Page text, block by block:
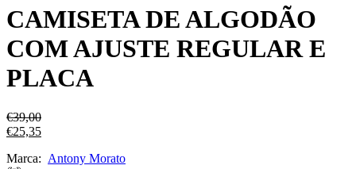
CAMISETA DE ALGODÃO
COM AJUSTE REGULAR E
PLACA
€39,00
€25,35
Marca: Antony Morato